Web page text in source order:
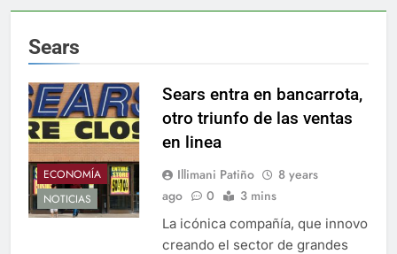
Sears
ECONOMÍA
NOTICIAS
Sears entra en bancarrota,
otro triunfo de las ventas
en linea
Illimani Patiño
8 years
ago
0 3 mins
La icónica compañía, que innovo
creando el sector de grandes